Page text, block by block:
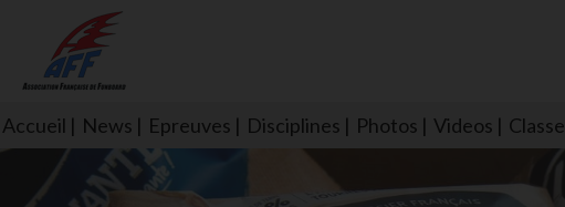
Accueil News Epreuves Disciplines Photos Videos
L'aff soutient les SNS253 et SNS604